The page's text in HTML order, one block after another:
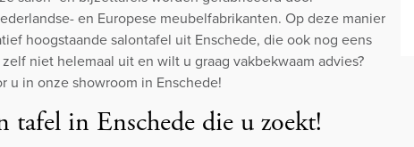
en Europese meubelfabrikanten. Op deze manier
hoogstaande salontafel uit Enschede, die ook nog eens
niet helemaal uit en wilt u graag vakbekwaam advies?
u in onze showroom in Enschede!
tafel in Enschede die u zoekt!